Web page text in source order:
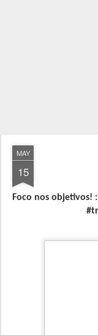
MAY
15
Foco nos objetivos!